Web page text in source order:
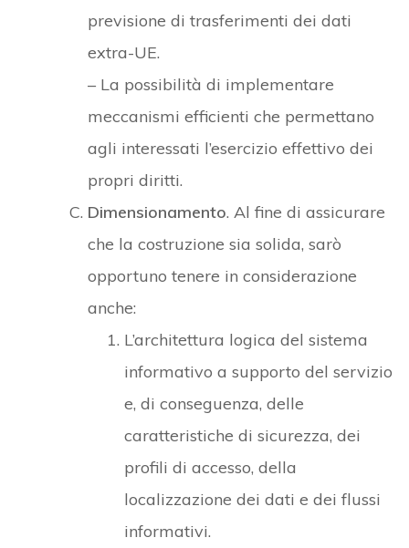
previsione di trasferimenti dei dati
extra-UE.
– La possibilità di implementare
meccanismi efficienti che permettano
agli interessati l’esercizio effettivo dei
propri diritti.
Dimensionamento. Al fine di assicurare
che la costruzione sia solida, sarò
opportuno tenere in considerazione
anche:
L’architettura logica del sistema
informativo a supporto del servizio
e, di conseguenza, delle
caratteristiche di sicurezza, dei
profili di accesso, della
localizzazione dei dati e dei flussi
informativi.